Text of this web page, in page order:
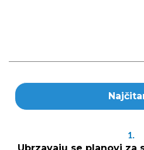
1.
Ubrzavaju se planovi za